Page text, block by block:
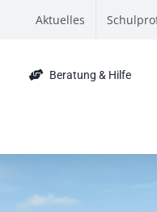
Aktuelles
Beratung & Hilfe